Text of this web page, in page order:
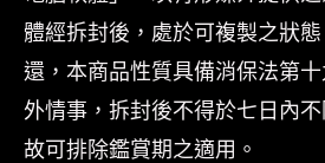
體經拆封後，處於可複製之狀
還，本商品性質具備消保法第
外情事，拆封後不得於七日內不
故可排除鑑賞期之適用。